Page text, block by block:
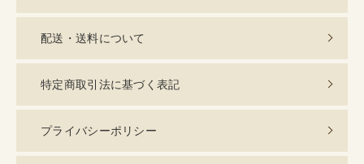
配送・送料について
特定商取引法に基づく表記
プライバシーポリシー